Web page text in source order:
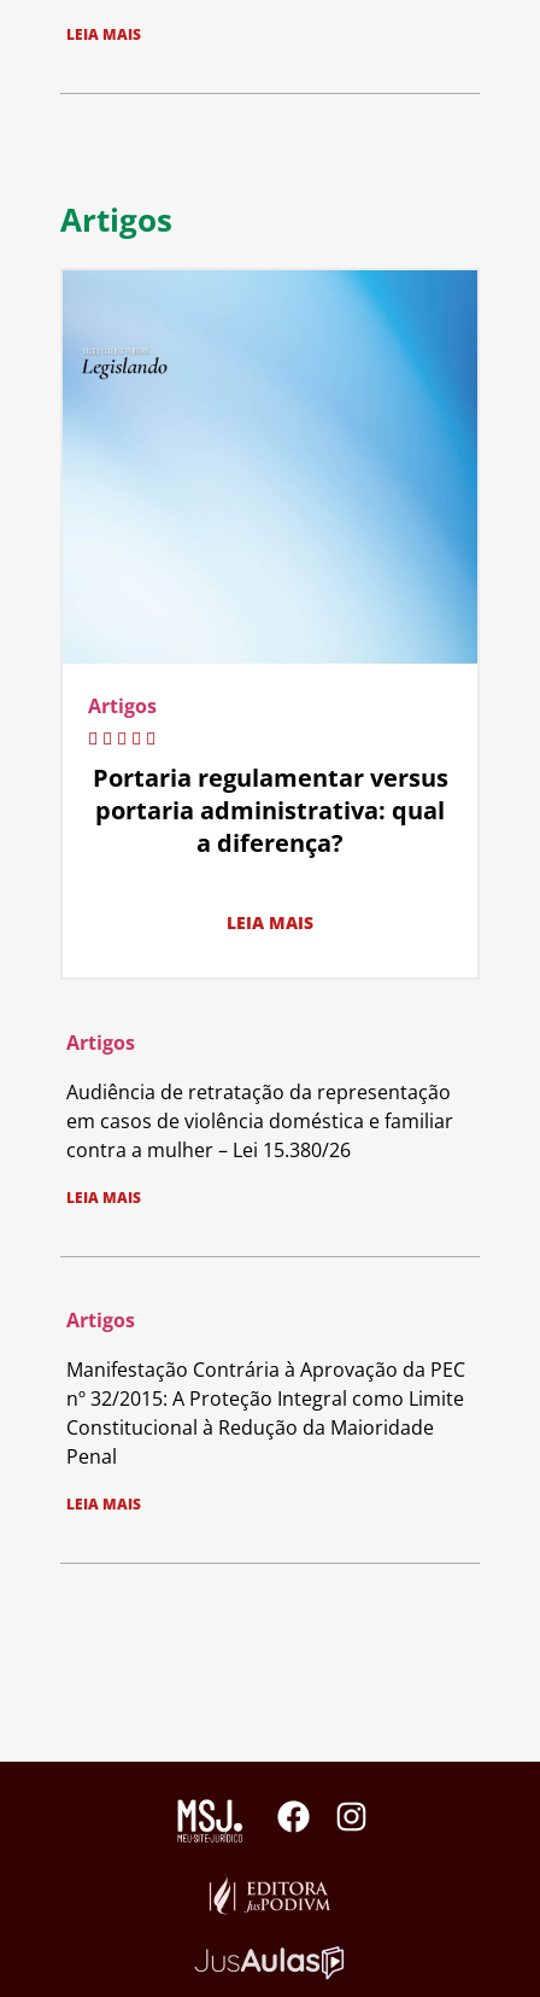
LEIA MAIS
Artigos
Artigos
Portaria regulamentar versus
portaria administrativa: qual
a diferença?
LEIA MAIS
Artigos
Audiência de retratação da representação
em casos de violência doméstica e familiar
contra a mulher – Lei 15.380/26
LEIA MAIS
Artigos
Manifestação Contrária à Aprovação da PEC
nº 32/2015: A Proteção Integral como Limite
Constitucional à Redução da Maioridade
Penal
LEIA MAIS